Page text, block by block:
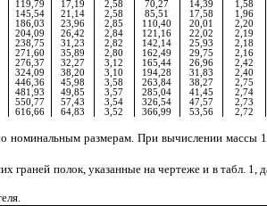
119,79
145,54
17,19
21,14
2,58
2,58
70,27
85,51
14,39
17,58
1,58
1,96
186,03
204,09
238,75
271,60
23,96
26,42
31,23
35,89
2,85
2,84
2,82
2,80
110,40
121,16
142,14
162,49
20,01
22,02
25,93
29,75
2,20
2,19
2,18
2,16
276,37
324,09
32,27
38,20
3,12
3,10
165,44
194,28
26,96
31,83
2,42
2,40
446,36
481,93
550,77
616,66
45,98
49,85
57,43
64,83
3,58
3,57
3,54
3,52
263,84
285,04
326,54
366,99
38,27
41,45
47,57
53,56
2,75
2,74
2,73
2,72
размерам. При вычислении массы 1
граней полок, указанные на чертеже и в табл. 1,